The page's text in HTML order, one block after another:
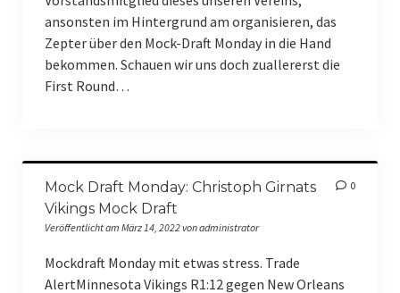
ansonsten im Hintergrund am organisieren, das
Zepter über den Mock-Draft Monday in die Hand
bekommen. Schauen wir uns doch zuallererst die
First Round…
Mock Draft Monday: Christoph Girnats
Vikings Mock Draft
Veröffentlicht am März 14, 2022 von administrator
0
Mockdraft Monday mit etwas stress. Trade
AlertMinnesota Vikings R1:12 gegen New Orleans